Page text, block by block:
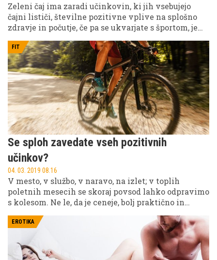
Zeleni čaj ima zaradi učinkovin, ki jih vsebujejo
čajni lističi, številne pozitivne vplive na splošno
zdravje in počutje, če pa se ukvarjate s športom, je
spremljevalec vaših treningov.
FIT
Se sploh zavedate vseh pozitivnih
učinkov?
04. 03. 2019 08.16
V mesto, v službo, v naravo, na izlet; v toplih
poletnih mesecih se skoraj povsod lahko odpravimo
s kolesom. Ne le, da je ceneje, bolj praktično in
z iskanjem parkirnega prostora. Kolesarjenje je
predvsem zabavno in zdravo ter je odličen način
sproščanja, ohranjanja kondicije ter vzdrževanja
telesne teže. Čim prej torej združite prijetno s
EROTIKA